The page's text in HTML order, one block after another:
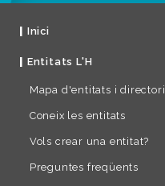
Inici
Entitats L'H
Mapa d'entitats i directori
Coneix les entitats
Vols crear una entitat?
Preguntes freqüents